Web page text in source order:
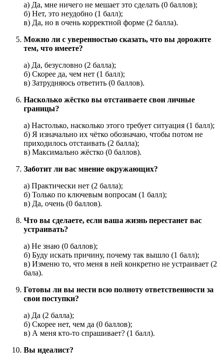
а) Да, мне ничего не мешает это сделать (0 баллов);
б) Нет, это неудобно (1 балл);
в) Да, но в очень корректной форме (2 балла).
Можно ли с уверенностью сказать, что вы дорожите
тем, что имеете?
а) Да, безусловно (2 балла);
б) Скорее да, чем нет (1 балл);
в) Затрудняюсь ответить (0 баллов).
Насколько жёстко вы отстаиваете свои личные
границы?
а) Настолько, насколько этого требует ситуация (1 балл);
б) Я изначально их чётко обозначаю, чтобы потом не
приходилось отстаивать (2 балла);
в) Максимально жёстко (0 баллов).
Заботит ли вас мнение окружающих?
а) Практически нет (2 балла);
б) Только по ключевым вопросам (1 балл);
в) Да, очень (0 баллов).
Что вы сделаете, если ваша жизнь перестанет вас
устраивать?
а) Не знаю (0 баллов);
б) Буду искать причину, почему так вышло (1 балл);
в) Изменю то, что меня в ней конкретно не устраивает (2
бала).
Готовы ли вы нести всю полноту ответственности за
свои поступки?
а) Да (2 балла);
б) Скорее нет, чем да (0 баллов);
в) А меня кто-то спрашивает? (1 балл).
Вы идеалист?